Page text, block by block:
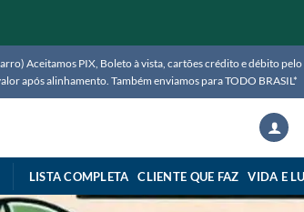
Aceitamos PIX, Boleto à vista, cartões crédito e débito pelo
após alinhamento. Também enviamos para TODO BRASIL*
LISTA COMPLETA CLIENTE QUE FAZ VIDA E